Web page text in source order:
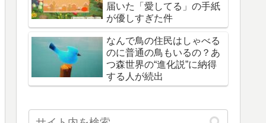
届いた「愛してる」の手紙
が優しすぎた件
なんで鳥の住民はしゃべる
のに普通の鳥もいるの？あ
つ森世界の“進化説”に納得
する人が続出